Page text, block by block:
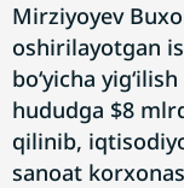
Mirziyoyev
oshirilayotgan
bo‘yicha
hududga $8
qilinib,
sanoat